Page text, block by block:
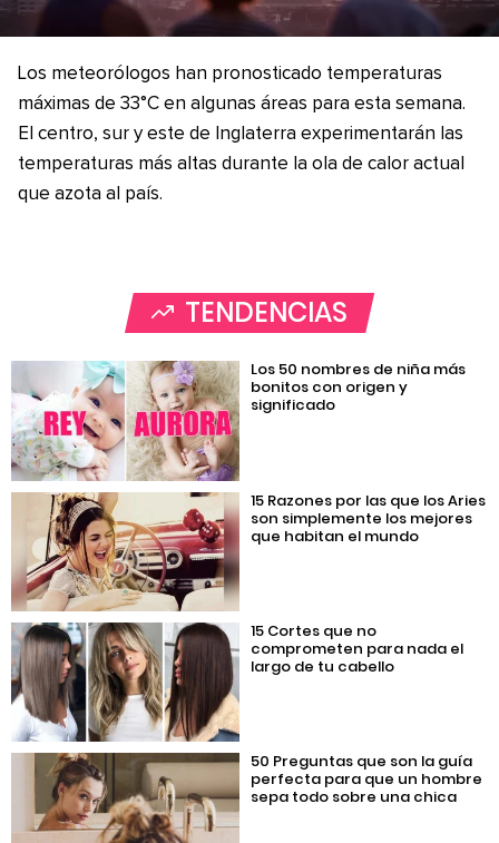
Los meteorólogos han pronosticado temperaturas
máximas de 33°C en algunas áreas para esta semana.
El centro, sur y este de Inglaterra experimentarán las
temperaturas más altas durante la ola de calor actual
que azota al país.
TENDENCIAS
Los 50 nombres de niña más
bonitos con origen y
significado
15 Razones por las que los Aries
son simplemente los mejores
que habitan el mundo
15 Cortes que no
comprometen para nada el
largo de tu cabello
50 Preguntas que son la guía
perfecta para que un hombre
sepa todo sobre una chica